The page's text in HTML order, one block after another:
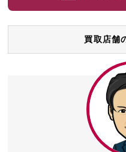
買取店舗